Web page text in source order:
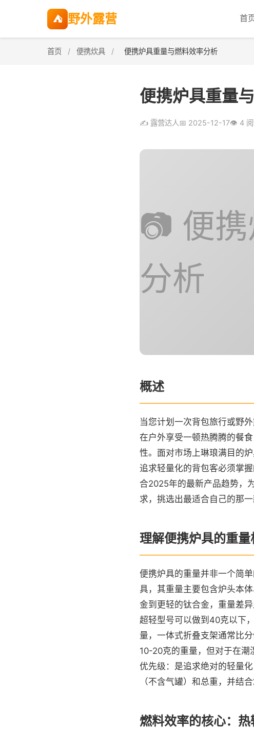
⛺ 野外露营 首
首页 / 便携炊具 / 便携炉具重量与燃料效率分析
便携炉具重量
✍️ 露营达人 📅 2025-12-17👁️ 4 阅
📷 便
分析
概述
当您计划一次背包旅行或野
在户外享受一顿热腾腾的餐
性。面对市场上琳琅满目的
追求轻量化的背包客必须掌
合2025年的最新产品趋势，
求，挑选出最适合自己的那
理解便携炉具的重
便携炉具的重量并非一个简
具，其重量主要包含炉头本
金到更轻的钛合金，重量差
超轻型号可以做到40克以下
量，一体式折叠支架通常比
10-20克的重量，但对于在潮
优先级：是追求绝对的轻量
（不含气罐）和总重，并结
燃料效率的核心：